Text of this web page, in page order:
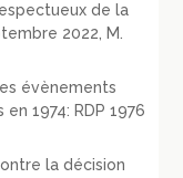
de la
2022, M.
évènements
1974: RDP 1976
la décision